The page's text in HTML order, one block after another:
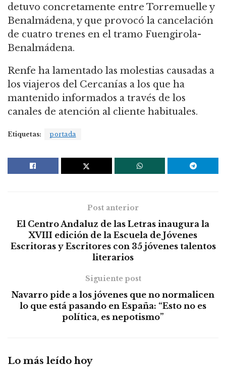
detuvo concretamente entre Torremuelle y
Benalmádena, y que provocó la cancelación
de cuatro trenes en el tramo Fuengirola-
Benalmádena.
Renfe ha lamentado las molestias causadas a
los viajeros del Cercanías a los que ha
mantenido informados a través de los
canales de atención al cliente habituales.
Etiquetas: portada
Post anterior
El Centro Andaluz de las Letras inaugura la
XVIII edición de la Escuela de Jóvenes
Escritoras y Escritores con 35 jóvenes talentos
literarios
Siguiente post
Navarro pide a los jóvenes que no normalicen
lo que está pasando en España: “Esto no es
política, es nepotismo”
Lo más leído hoy